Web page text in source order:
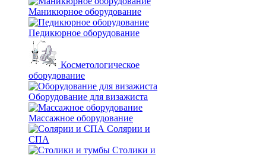
Маникюрное оборудование
Педикюрное оборудование
Косметологическое
оборудование
Оборудование для визажиста
Массажное оборудование
Солярии и
СПА
Столики и